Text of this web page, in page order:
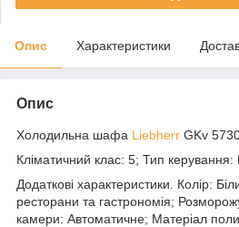
Опис Характеристики
Опис
Холодильна шафа Liebherr GKv
Кліматичний клас: 5; Тип
Додаткові характеристики. Колір:
ресторани та гастрономія;
камери: Автоматичне; Матеріал